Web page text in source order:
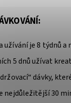
užívání je 8 týdnů
5 dnů užívat
dávky,
nejdůležitější 30